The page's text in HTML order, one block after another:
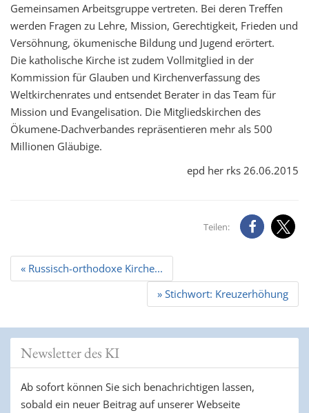
Gemeinsamen Arbeitsgruppe vertreten. Bei deren Treffen
werden Fragen zu Lehre, Mission, Gerechtigkeit, Frieden und
Versöhnung, ökumenische Bildung und Jugend erörtert.
Die katholische Kirche ist zudem Vollmitglied in der
Kommission für Glauben und Kirchenverfassung des
Weltkirchenrates und entsendet Berater in das Team für
Mission und Evangelisation. Die Mitgliedskirchen des
Ökumene-Dachverbandes repräsentieren mehr als 500
Millionen Gläubige.
epd her rks 26.06.2015
Teilen:
Beitrags
Navigation
« Russisch-orthodoxe Kirche...
» Stichwort: Kreuzerhöhung
Newsletter des KI
Ab sofort können Sie sich benachrichtigen lassen,
sobald ein neuer Beitrag auf unserer Webseite